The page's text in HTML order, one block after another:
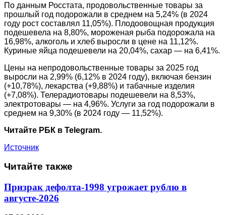
По данным Росстата, продовольственные товары за
прошлый год подорожали в среднем на 5,24% (в 2024
году рост составлял 11,05%). Плодоовощная продукция
подешевела на 8,80%, мороженая рыба подорожала на
16,98%, алкоголь и хлеб выросли в цене на 11,12%.
Куриные яйца подешевели на 20,04%, сахар — на 6,41%.
Цены на непродовольственные товары за 2025 год
выросли на 2,99% (6,12% в 2024 году), включая бензин
(+10,78%), лекарства (+9,88%) и табачные изделия
(+7,08%). Телерадиотовары подешевели на 8,53%,
электротовары — на 4,96%. Услуги за год подорожали в
среднем на 9,30% (в 2024 году — 11,52%).
Читайте РБК в Telegram.
Источник
Читайте также
Призрак дефолта-1998 угрожает рублю в
августе-2026